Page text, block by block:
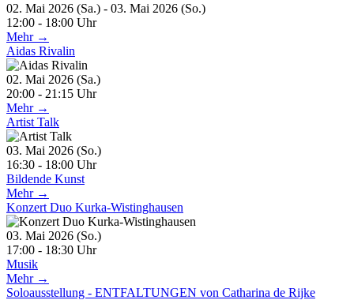
02. Mai 2026 (Sa.) - 03. Mai 2026 (So.)
12:00 - 18:00 Uhr
Mehr →
Aidas Rivalin
02. Mai 2026 (Sa.)
20:00 - 21:15 Uhr
Mehr →
Artist Talk
03. Mai 2026 (So.)
16:30 - 18:00 Uhr
Bildende Kunst
Mehr →
Konzert Duo Kurka-Wistinghausen
03. Mai 2026 (So.)
17:00 - 18:30 Uhr
Musik
Mehr →
Soloausstellung - ENTFALTUNGEN von Catharina de Rijke